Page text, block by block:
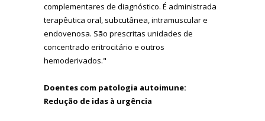
complementares de diagnóstico. É administrada
terapêutica oral, subcutânea, intramuscular e
endovenosa. São prescritas unidades de
concentrado eritrocitário e outros
hemoderivados."
Doentes com patologia autoimune:
Redução de idas à urgência